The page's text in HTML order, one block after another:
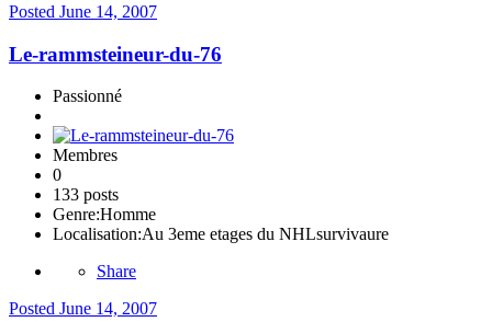
Posted June 14, 2007
Le-rammsteineur-du-76
Passionné
Membres
0
133 posts
Genre:Homme
Localisation:Au 3eme etages du NHLsurvivaure
Share
Posted June 14, 2007